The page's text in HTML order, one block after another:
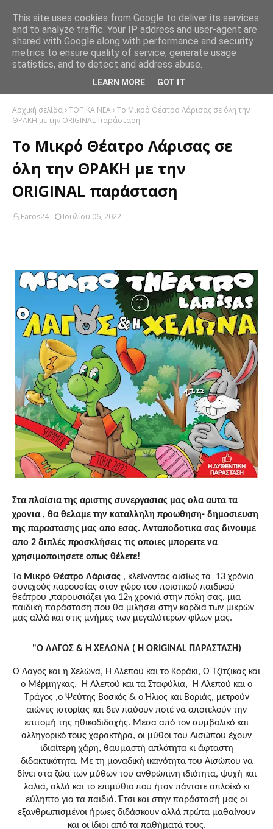
Αρχική σελίδα ΤΟΠΙΚΑ ΝΕΑ Το Μικρό Θέατρο Λάρισας σε όλη την
ΘΡΑΚΗ με την ORIGINAL παράσταση
Το Μικρό Θέατρο Λάρισας σε
όλη την ΘΡΑΚΗ με την
ORIGINAL παράσταση
Faros24 Ιουλίου 06, 2022
Στα πλαίσια της αριστης συνεργασιας μας ολα αυτα τα
χρονια , θα θελαμε την καταλληλη προωθηση- δημοσιευση
της παραστασης μας απο εσας. Ανταποδοτικα σας δινουμε
απο 2 διπλές προσκλήσεις τις οποιες μπορειτε να
χρησιμοποιησετε οπως θέλετε!
Το Μικρό Θέατρο Λάρισας , κλείνοντας αισίως τα 13 χρόνια
συνεχούς παρουσίας στον χώρο του ποιοτικού παιδικού
θεάτρου ,παρουσιάζει για 12η χρονιά στην πόλη σας, μια
παιδική παράσταση που θα μιλήσει στην καρδιά των μικρών
μας αλλά και στις μνήμες των μεγαλύτερων φίλων μας.
"Ο ΛΑΓΟΣ & Η ΧΕΛΩΝΑ ( Η ORIGINAL ΠΑΡΑΣΤΑΣΗ)
Ο Λαγός και η Χελώνα, Η Αλεπού και το Κοράκι, Ο Τζίτζικας και
ο Μέρμηγκας, Η Αλεπού και τα Σταφύλια, Η Αλεπού και ο
Τράγος ,ο Ψεύτης Βοσκός & ο Ήλιος και Βοριάς, μετρούν
αιώνες ιστορίας και δεν παύουν ποτέ να αποτελούν την
επιτομή της ηθικοδιδαχής. Μέσα από τον συμβολικό και
αλληγορικό τους χαρακτήρα, οι μύθοι του Αισώπου έχουν
ιδιαίτερη χάρη, θαυμαστή απλότητα κι άφταστη
διδακτικότητα. Με τη μοναδική ικανότητα του Αισώπου να
δίνει στα ζώα των μύθων του ανθρώπινη ιδιότητα, ψυχή και
λαλιά, αλλά και το επιμύθιο που ήταν πάντοτε απλοϊκό κι
εύληπτο για τα παιδιά. Έτσι και στην παράστασή μας οι
εξανθρωπισμένοι ήρωες διδάσκουν αλλά πρώτα μαθαίνουν
και οι ίδιοι από τα παθήματά τους.
This site uses cookies from Google to deliver its services
and to analyze traffic. Your IP address and user-agent are
shared with Google along with performance and security
metrics to ensure quality of service, generate usage
statistics, and to detect and address abuse.
LEARN MORE GOT IT